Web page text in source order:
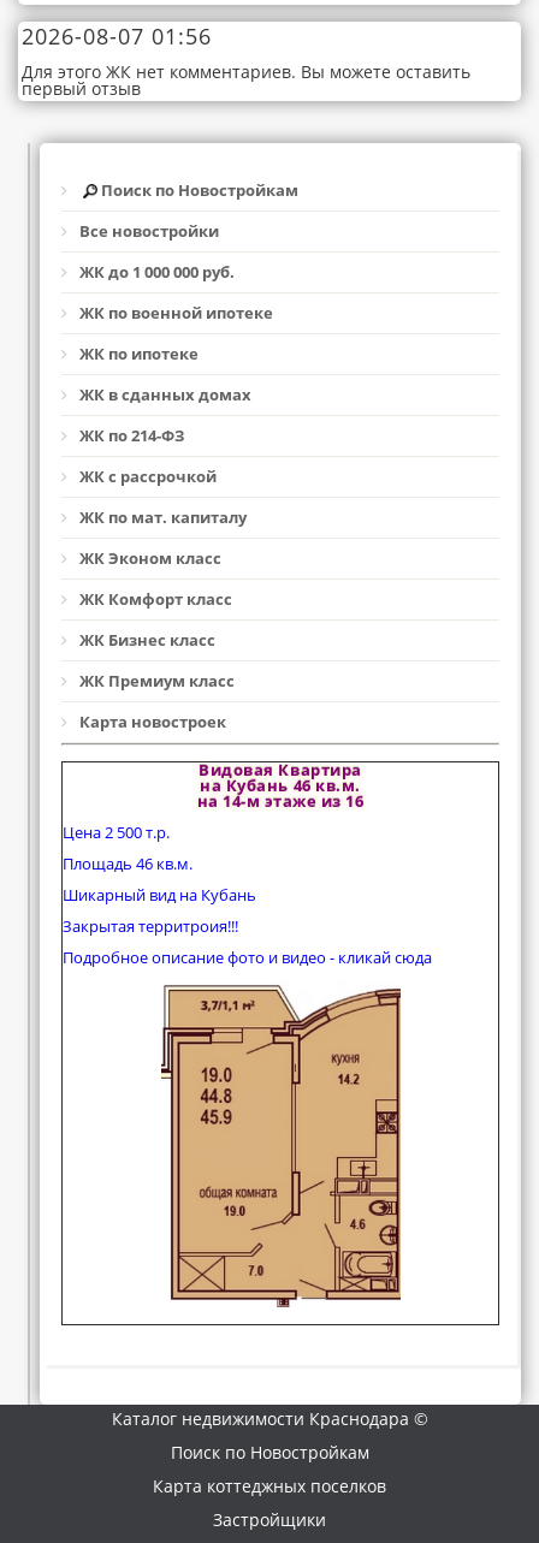
2026-08-07 01:56
Для этого ЖК нет комментариев. Вы можете оставить
первый отзыв
Поиск по Новостройкам
Все новостройки
ЖК до 1 000 000 руб.
ЖК по военной ипотеке
ЖК по ипотеке
ЖК в сданных домах
ЖК по 214-ФЗ
ЖК с рассрочкой
ЖК по мат. капиталу
ЖК Эконом класс
ЖК Комфорт класс
ЖК Бизнес класс
ЖК Премиум класс
Карта новостроек
Видовая Квартира
на Кубань 46 кв.м.
на 14-м этаже из 16
Цена 2 500 т.р.
Площадь 46 кв.м.
Шикарный вид на Кубань
Закрытая территроия!!!
Подробное описание фото и видео - кликай сюда
Каталог недвижимости Краснодара ©
Поиск по Новостройкам
Карта коттеджных поселков
Застройщики